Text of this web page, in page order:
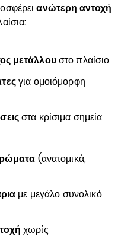
ανώτερη αντοχή
μετάλλουστο πλαίσιο
για ομοιόμορφη
στα κρίσιμα σημεία
(ανατομικά,
με μεγάλο συνολικό
χωρίς